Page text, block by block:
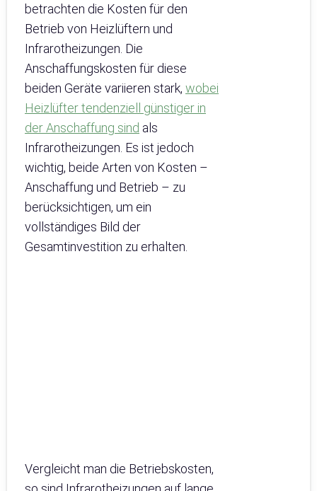
betrachten die Kosten für den
Betrieb von Heizlüftern und
Infrarotheizungen. Die
Anschaffungskosten für diese
beiden Geräte variieren stark, wobei
Heizlüfter tendenziell günstiger in
der Anschaffung sind als
Infrarotheizungen. Es ist jedoch
wichtig, beide Arten von Kosten –
Anschaffung und Betrieb – zu
berücksichtigen, um ein
vollständiges Bild der
Gesamtinvestition zu erhalten.
Vergleicht man die Betriebskosten,